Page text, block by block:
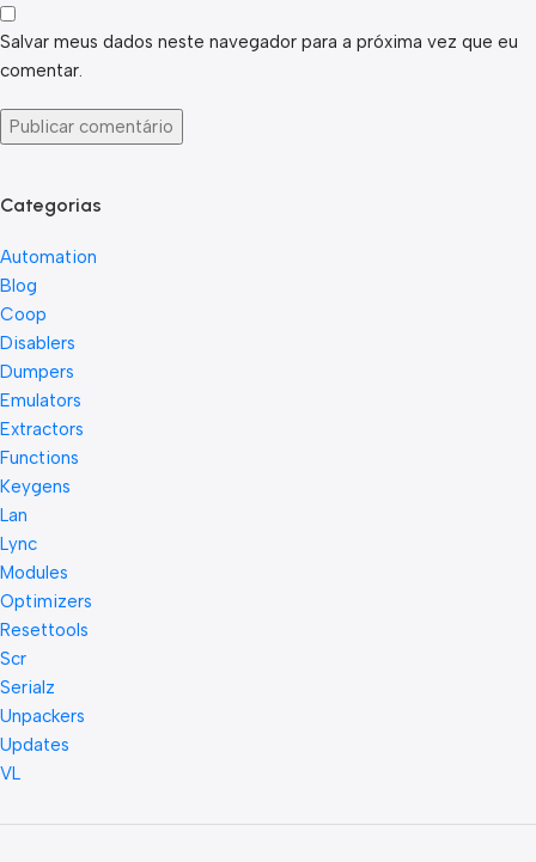
Salvar meus dados neste navegador para a próxima vez que eu
comentar.
Categorias
Automation
Blog
Coop
Disablers
Dumpers
Emulators
Extractors
Functions
Keygens
Lan
Lync
Modules
Optimizers
Resettools
Scr
Serialz
Unpackers
Updates
VL